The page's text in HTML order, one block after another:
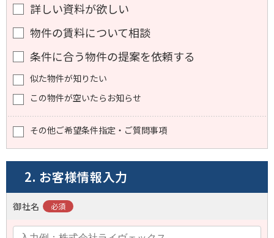
詳しい資料が欲しい
物件の賃料について相談
条件に合う物件の提案を依頼する
似た物件が知りたい
この物件が空いたらお知らせ
その他ご希望条件指定・ご質問事項
2. お客様情報入力
御社名